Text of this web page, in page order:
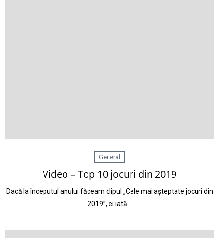
General
Video – Top 10 jocuri din 2019
Dacă la începutul anului făceam clipul „Cele mai așteptate jocuri din
2019”, ei iată…